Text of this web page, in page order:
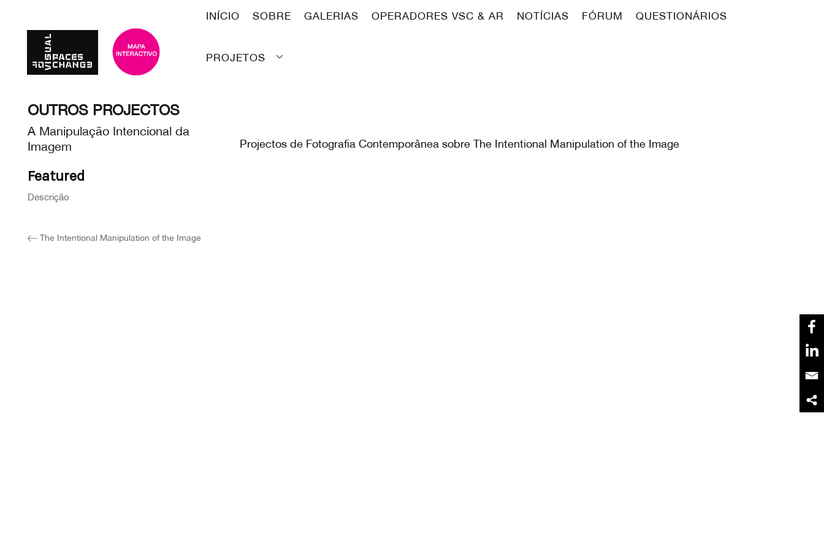
INÍCIO SOBRE GALERIAS OPERADORES VSC & AR NOTÍCIAS FÓRUM QUESTIONÁRIOS
PROJETOS
OUTROS PROJECTOS
A Manipulação Intencional da
Imagem
Featured
Descrição
The Intentional Manipulation of the Image
Projectos de Fotografia Contemporânea sobre The Intentional Manipulation of the Image